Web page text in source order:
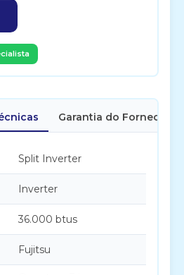
Garantia do Fornecedor
Split Inverter
Inverter
36.000 btus
Fujitsu